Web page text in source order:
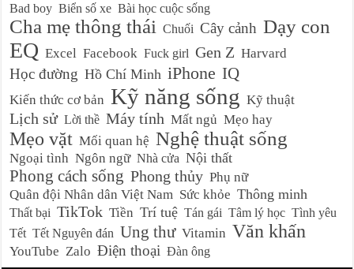
Bad boy Biển số xe Bài học cuộc sống
Cha mẹ thông thái Chuối Cây cảnh Dạy con
EQ Excel Facebook Fuck girl Gen Z Harvard
Học đường Hồ Chí Minh iPhone IQ
Kiến thức cơ bản Kỹ năng sống Kỹ thuật
Lịch sử Lời thề Máy tính Mất ngủ Mẹo hay
Mẹo vặt Mối quan hệ Nghệ thuật sống
Ngoại tình Ngôn ngữ Nhà cửa Nội thất
Phong cách sống Phong thủy Phụ nữ
Quân đội Nhân dân Việt Nam Sức khỏe Thông minh
Thất bại TikTok Tiền Trí tuệ Tán gái Tâm lý học Tình yêu
Tết Tết Nguyên đán Ung thư Vitamin Văn khấn
YouTube Zalo Điện thoại Đàn ông